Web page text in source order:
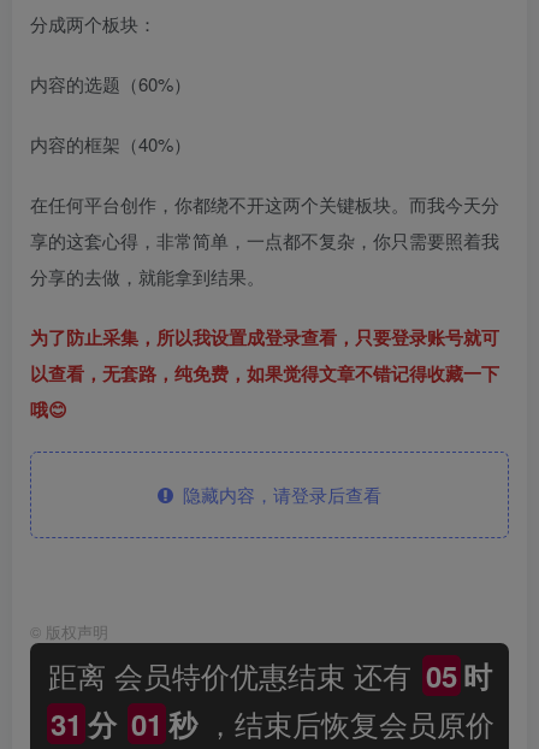
分成两个板块：​
内容的选题（60%）​
内容的框架（40%）​
在任何平台创作，你都绕不开这两个关键板块。而我今天分
享的这套心得，非常简单，一点都不复杂，你只需要照着我
分享的去做，就能拿到结果。​
为了防止采集，所以我设置成登录查看，只要登录账号就可
以查看，无套路，纯免费，如果觉得文章不错记得收藏一下
哦😊
隐藏内容，请登录后查看
© 版权声明
距离 会员特价优惠结束 还有 05时
31 分 00 秒，结束后恢复会员原价